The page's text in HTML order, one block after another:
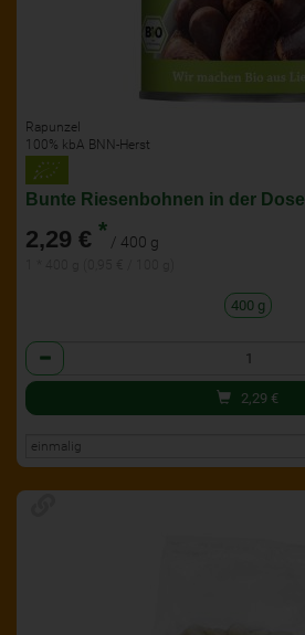
Rapunzel
100% kbA BNN-Herst
Bunte Riesenbohnen in der Dose
2,29 € * / 400 g
400 g
Anzahl
2,29 €